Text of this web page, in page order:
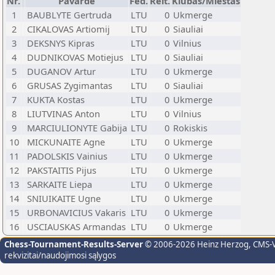
1
BAUBLYTE Gertruda LTU 0 Ukmerge
2
CIKALOVAS Artiomij LTU 0 Siauliai
3
DEKSNYS Kipras LTU 0 Vilnius
4
DUDNIKOVAS Motiejus LTU 0 Siauliai
5
DUGANOV Artur LTU 0 Ukmerge
6
GRUSAS Zygimantas LTU 0 Siauliai
7
KUKTA Kostas LTU 0 Ukmerge
8
LIUTVINAS Anton LTU 0 Vilnius
9
MARCIULIONYTE Gabija LTU 0 Rokiskis
10
MICKUNAITE Agne LTU 0 Ukmerge
11
PADOLSKIS Vainius LTU 0 Ukmerge
12
PAKSTAITIS Pijus LTU 0 Ukmerge
13
SARKAITE Liepa LTU 0 Ukmerge
14
SNIUIKAITE Ugne LTU 0 Ukmerge
15
URBONAVICIUS Vakaris LTU 0 Ukmerge
16
USCIAUSKAS Armandas LTU 0 Ukmerge
Chess-Tournament-Results-Server© 2006-2026 Heinz Herzog,
rekvizitai/naudojimosi sąlygos